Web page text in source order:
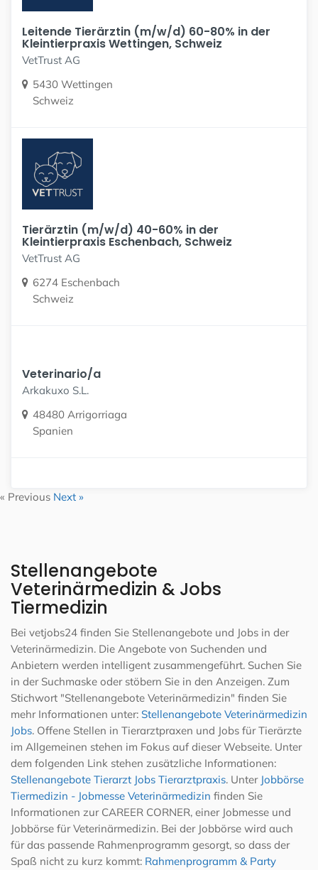
Leitende Tierärztin (m/w/d) 60-80% in der
Kleintierpraxis Wettingen, Schweiz
VetTrust AG
5430 Wettingen
Schweiz
Tierärztin (m/w/d) 40-60% in der
Kleintierpraxis Eschenbach, Schweiz
VetTrust AG
6274 Eschenbach
Schweiz
Veterinario/a
Arkakuxo S.L.
48480 Arrigorriaga
Spanien
« Previous Next »
Stellenangebote
Veterinärmedizin & Jobs
Tiermedizin
Bei vetjobs24 finden Sie Stellenangebote und Jobs in der
Veterinärmedizin. Die Angebote von Suchenden und
Anbietern werden intelligent zusammengeführt. Suchen Sie
in der Suchmaske oder stöbern Sie in den Anzeigen. Zum
Stichwort "Stellenangebote Veterinärmedizin" finden Sie
mehr Informationen unter: Stellenangebote Veterinärmedizin
Jobs. Offene Stellen in Tierarztpraxen und Jobs für Tierärzte
im Allgemeinen stehen im Fokus auf dieser Webseite. Unter
dem folgenden Link stehen zusätzliche Informationen:
Stellenangebote Tierarzt Jobs Tierarztpraxis. Unter Jobbörse
Tiermedizin - Jobmesse Veterinärmedizin finden Sie
Informationen zur CAREER CORNER, einer Jobmesse und
Jobbörse für Veterinärmedizin. Bei der Jobbörse wird auch
für das passende Rahmenprogramm gesorgt, so dass der
Spaß nicht zu kurz kommt: Rahmenprogramm & Party